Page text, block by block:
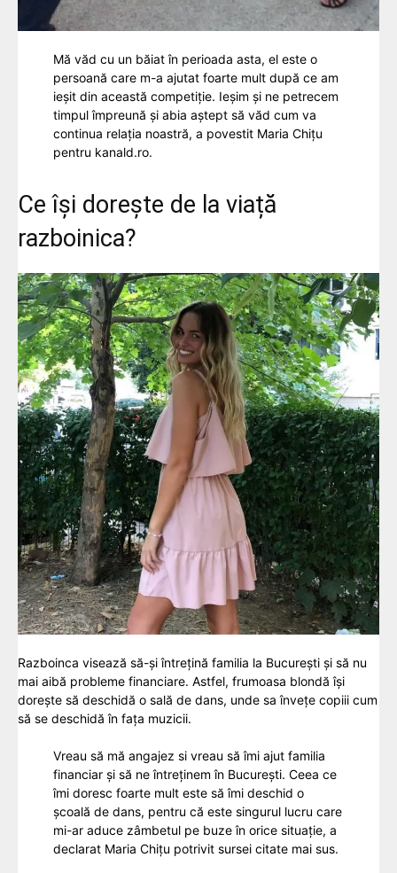
Mă văd cu un băiat în perioada asta, el este o
persoană care m-a ajutat foarte mult după ce am
ieșit din această competiție. Ieșim și ne petrecem
timpul împreună și abia aștept să văd cum va
continua relația noastră, a povestit Maria Chițu
pentru kanald.ro.
Ce își dorește de la viață
razboinica?
Razboinca visează să-și întrețină familia la București și să nu
mai aibă probleme financiare. Astfel, frumoasa blondă își
dorește să deschidă o sală de dans, unde sa învețe copiii cum
să se deschidă în fața muzicii.
Vreau să mă angajez si vreau să îmi ajut familia
financiar și să ne întreținem în București. Ceea ce
îmi doresc foarte mult este să îmi deschid o
școală de dans, pentru că este singurul lucru care
mi-ar aduce zâmbetul pe buze în orice situație, a
declarat Maria Chițu potrivit sursei citate mai sus.